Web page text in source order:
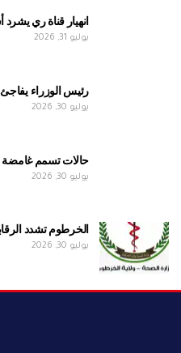
انهيار قناة ري
يوليو 31, 2026
رئيس الوزراء
يوليو 30, 2026
حالات تسمم غامضة
يوليو 30, 2026
الخرطوم تشدد
يوليو 30, 2026